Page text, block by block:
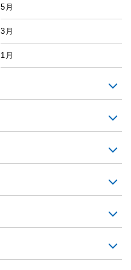
5月
3月
1月